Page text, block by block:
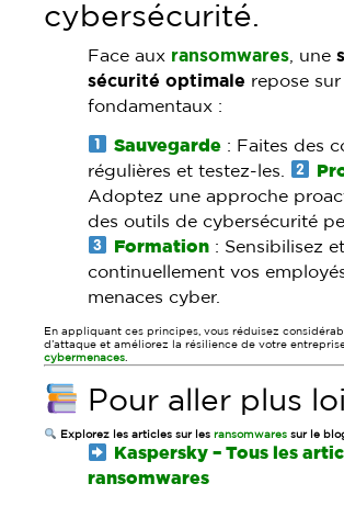
cybersécurité.
Face aux ransomwares , une
sécurité optimale repose
fondamentaux :
Sauvegarde: Faites des
régulières et testez-les.
Adoptez une approche
des outils de cybersécurité
Formation: Sensibilisez et
continuellement vos
menaces cyber.
En appliquant ces principes, vous réduisez
d’attaque et améliorez la résilience de votre
cybermenaces
Pour aller plus
Explorez les articles sur les ransomwares sur le
Kaspersky – Tous les
ransomwares